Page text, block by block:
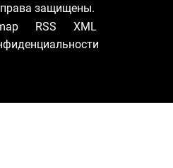
права защищены.
RSS
XML